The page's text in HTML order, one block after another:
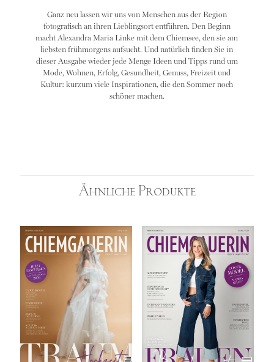
Ganz neu lassen wir uns von Menschen aus der Region
fotografisch an ihren Lieblingsort entführen. Den Beginn
macht Alexandra Maria Linke mit dem Chiemsee, den sie am
liebsten frühmorgens aufsucht. Und natürlich finden Sie in
dieser Ausgabe wieder jede Menge Ideen und Tipps rund um
Mode, Wohnen, Erfolg, Gesundheit, Genuss, Freizeit und
Kultur: kurzum viele Inspirationen, die den Sommer noch
schöner machen.
Ähnliche Produkte